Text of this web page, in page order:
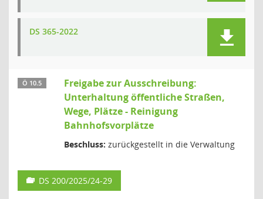
DS 365-2022
Ö 10.5
Freigabe zur Ausschreibung:
Unterhaltung öffentliche Straßen,
Wege, Plätze - Reinigung
Bahnhofsvorplätze
Beschluss: zurückgestellt in die Verwaltung
DS 200/2025/24-29